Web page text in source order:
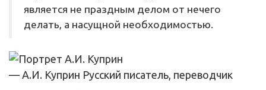
является не праздным делом от нечего
делать, а насущной необходимостью.
— А.И. Куприн Русский писатель, переводчик